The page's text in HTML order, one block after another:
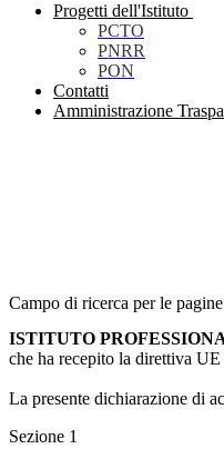
Progetti dell'Istituto
PCTO
PNRR
PON
Contatti
Amministrazione
Campo di ricerca per le
ISTITUTO
che ha recepito la direttiva
La presente dichiarazione di
Sezione 1